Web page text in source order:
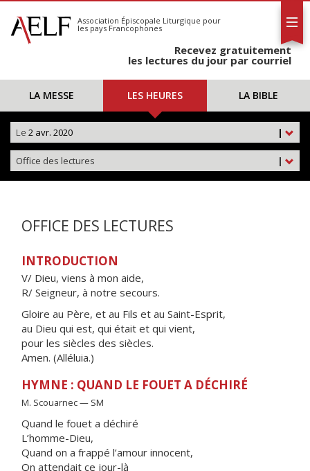
S'abonner
Calendrier
Association Épiscopale Liturgique pour
les pays Francophones
Recevez gratuitement
les lectures du jour par courriel
LA MESSE LES HEURES LA BIBLE
|
Le 2 avr. 2020
|
Office des lectures
OFFICE DES LECTURES
INTRODUCTION
V/ Dieu, viens à mon aide,
R/ Seigneur, à notre secours.
Gloire au Père, et au Fils et au Saint-Esprit,
au Dieu qui est, qui était et qui vient,
pour les siècles des siècles.
Amen. (Alléluia.)
HYMNE : QUAND LE FOUET A DÉCHIRÉ
M. Scouarnec — SM
Quand le fouet a déchiré
L’homme-Dieu,
Quand on a frappé l’amour innocent,
On attendait ce jour-là